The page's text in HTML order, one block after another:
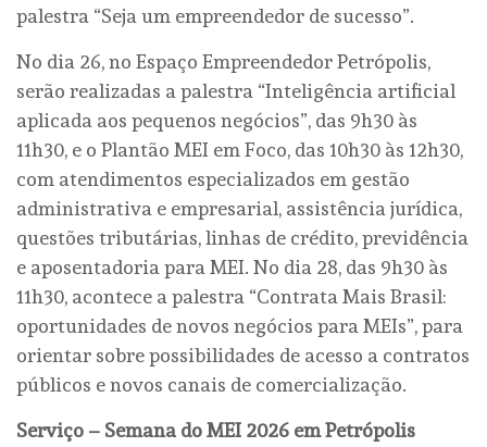
palestra “Seja um empreendedor de sucesso”.
No dia 26, no Espaço Empreendedor Petrópolis,
serão realizadas a palestra “Inteligência artificial
aplicada aos pequenos negócios”, das 9h30 às
11h30, e o Plantão MEI em Foco, das 10h30 às 12h30,
com atendimentos especializados em gestão
administrativa e empresarial, assistência jurídica,
questões tributárias, linhas de crédito, previdência
e aposentadoria para MEI. No dia 28, das 9h30 às
11h30, acontece a palestra “Contrata Mais Brasil:
oportunidades de novos negócios para MEIs”, para
orientar sobre possibilidades de acesso a contratos
públicos e novos canais de comercialização.
Serviço – Semana do MEI 2026 em Petrópolis